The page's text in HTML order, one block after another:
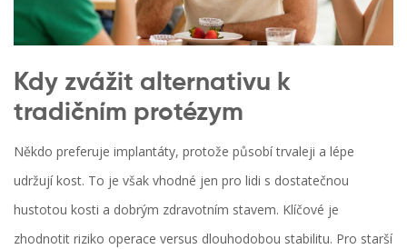
Kdy zvážit alternativu k
tradičním protézym
Někdo preferuje implantáty, protože působí trvaleji a lépe
udržují kost. To je však vhodné jen pro lidi s dostatečnou
hustotou kosti a dobrým zdravotním stavem. Klíčové je
zhodnotit riziko operace versus dlouhodobou stabilitu. Pro starší